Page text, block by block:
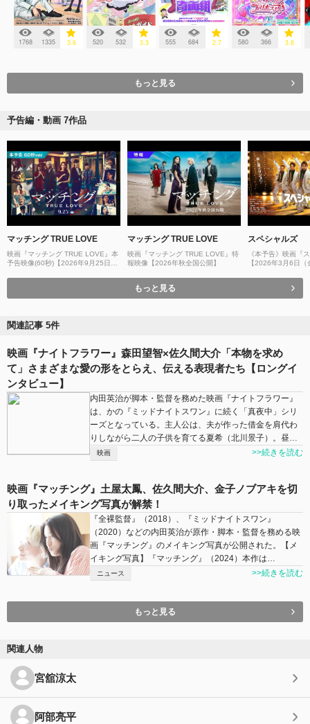
1768 1335 3.6 520 532 3.3 555 684 2.7 580 366 3.8
もっと見る
予告編・動画 7作品
マッチング TRUE LOVE
映画『マッチング TRUE LOVE』本
予告映像(60秒)【2026年9月25日
マッチング TRUE LOVE
映画『マッチング TRUE LOVE』特
報映像【2026年秋全国公開】
スペシャルズ
《本予告》映画『
【2026年3月6日
もっと見る
関連記事 5件
映画『ナイトフラワー』森田望智×佐久間大介「本物を求め
て」さまざまな愛の形をとらえ、伝える表現者たち【ロングイ
ンタビュー】
内田英治が脚本・監督を務めた映画『ナイトフラワー』
は、かの『ミッドナイトスワン』に続く「真夜中」シリ
ーズとなっている。主人公は、夫が作った借金を肩代わ
りしながら二人の子供を育てる夏希（北川景子）。昼…
映画 >>続きを読む
映画『マッチング』土屋太鳳、佐久間大介、金子ノブアキを切
り取ったメイキング写真が解禁！
『全裸監督』（2018）、『ミッドナイトスワン』
（2020）などの内田英治が原作・脚本・監督を務める映
画『マッチング』のメイキング写真が公開された。【メ
イキング写真】『マッチング』（2024）本作は…
ニュース >>続きを読む
もっと見る
関連人物
宮舘涼太
阿部亮平